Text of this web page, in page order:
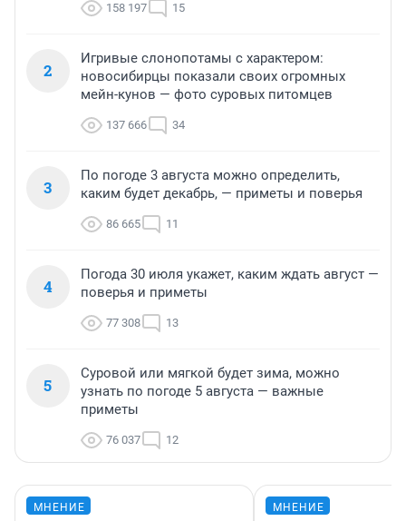
158 197 15
2
Игривые слонопотамы с характером:
новосибирцы показали своих огромных
мейн-кунов — фото суровых питомцев
137 666 34
3
По погоде 3 августа можно определить,
каким будет декабрь, — приметы и поверья
86 665 11
4
Погода 30 июля укажет, каким ждать август —
поверья и приметы
77 308 13
5
Суровой или мягкой будет зима, можно
узнать по погоде 5 августа — важные
приметы
76 037 12
МНЕНИЕ МНЕНИЕ